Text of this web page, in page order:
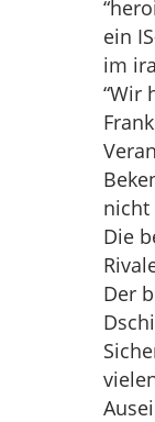
ein
im
“Wir
Die
Der